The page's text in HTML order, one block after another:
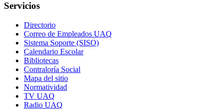
Servicios
Directorio
Correo de Empleados UAQ
Sistema Soporte (SISO)
Calendario Escolar
Bibliotecas
Contraloría Social
Mapa del sitio
Normatividad
TV UAQ
Radio UAQ